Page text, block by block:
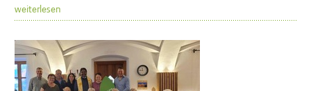
weiterlesen